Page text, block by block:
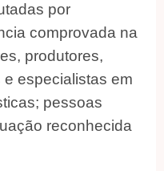
por
comprovada na
produtores,
especialistas em
pessoas
reconhecida